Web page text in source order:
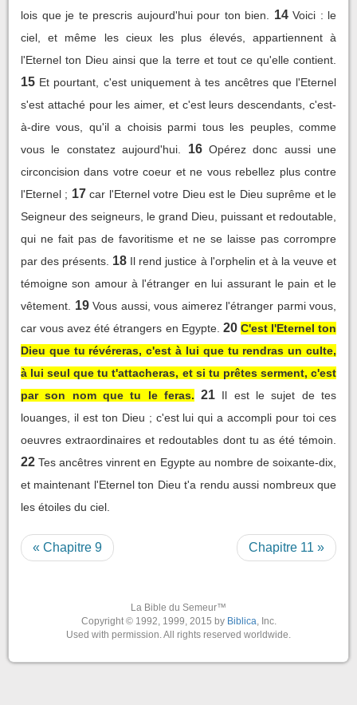
lois que je te prescris aujourd'hui pour ton bien.
14 Voici : le
ciel, et même les cieux les plus élevés, appartiennent à
l'Eternel ton Dieu ainsi que la terre et tout ce qu'elle contient.
15 Et pourtant, c'est uniquement à tes ancêtres que l'Eternel
s'est attaché pour les aimer, et c'est leurs descendants, c'est-
à-dire vous, qu'il a choisis parmi tous les peuples, comme
vous le constatez aujourd'hui.
16 Opérez donc aussi une
circoncision dans votre coeur et ne vous rebellez plus contre
l'Eternel ; 17 car l'Eternel votre Dieu est le Dieu suprême et le
Seigneur des seigneurs, le grand Dieu, puissant et redoutable,
qui ne fait pas de favoritisme et ne se laisse pas corrompre
par des présents. 18 Il rend justice à l'orphelin et à la veuve et
témoigne son amour à l'étranger en lui assurant le pain et le
vêtement.
19 Vous aussi, vous aimerez l'étranger parmi vous,
car vous avez été étrangers en Egypte. 20 C'est l'Eternel ton
Dieu que tu révéreras, c'est à lui que tu rendras un culte,
à lui seul que tu t'attacheras, et si tu prêtes serment, c'est
par son nom que tu le feras. 21 Il est le sujet de tes
louanges, il est ton Dieu ; c'est lui qui a accompli pour toi ces
oeuvres extraordinaires et redoutables dont tu as été témoin.
22 Tes ancêtres vinrent en Egypte au nombre de soixante-dix,
et maintenant l'Eternel ton Dieu t'a rendu aussi nombreux que
les étoiles du ciel.
« Chapitre 9 Chapitre 11 »
La Bible du Semeur™
Copyright © 1992, 1999, 2015 by Biblica, Inc.
Used with permission. All rights reserved worldwide.